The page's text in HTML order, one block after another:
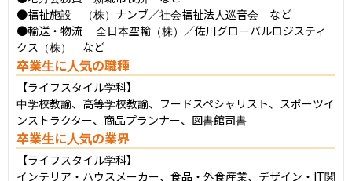
●福祉施設　（株）ナンブ／社会福祉法人巡音会　など
●輸送・物流 　全日本空輸（株）／佐川グローバルロジスティ
クス（株）　など
卒業生に人気の職種
【ライフスタイル学科】
中学校教諭、高等学校教諭、フードスペシャリスト、スポーツイ
ンストラクター、商品プランナー、図書館司書
卒業生に人気の業界
【ライフスタイル学科】
インテリア・ハウスメーカー、食品・外食産業、デザイン・IT関